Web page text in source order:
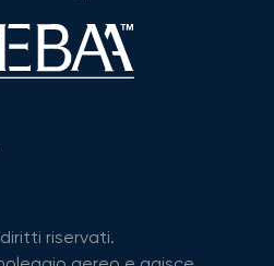
riservati.